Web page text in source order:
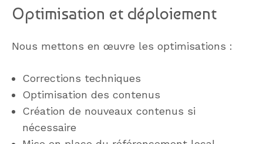
Optimisation et déploiement
Nous mettons en œuvre les optimisations :
Corrections techniques
Optimisation des contenus
Création de nouveaux contenus si
nécessaire